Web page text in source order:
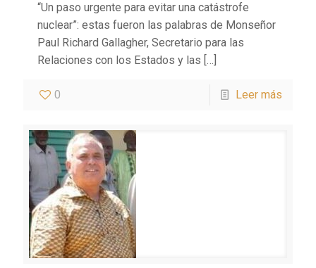
“Un paso urgente para evitar una catástrofe
nuclear”: estas fueron las palabras de Monseñor
Paul Richard Gallagher, Secretario para las
Relaciones con los Estados y las […]
0 Leer más